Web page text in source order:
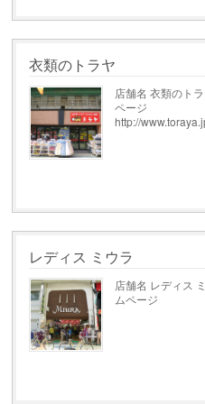
衣類のトラヤ
店舗名 衣類のト
ページ
http://
レディス ミウラ
店舗名 レディス
ムページ